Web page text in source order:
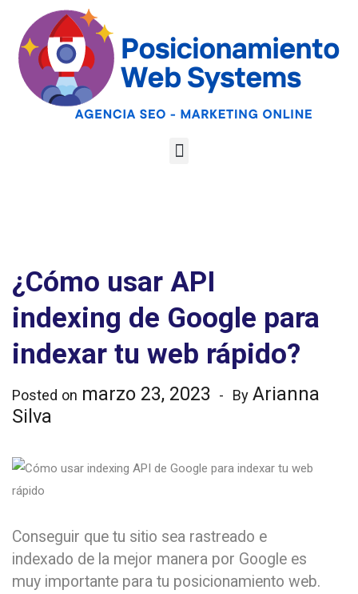
¿Cómo usar API
indexing de Google para
indexar tu web rápido?
Posted on marzo 23, 2023 By Arianna
Silva
Conseguir que tu sitio sea rastreado e
indexado de la mejor manera por Google es
muy importante para tu posicionamiento web.
Optimiza tu web
para las AI
Google
Overviews y los
LLMs
Analiza tu web gratis